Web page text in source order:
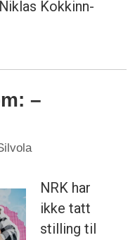
Kokkinn-
–
NRK har
ikke tatt
stilling til